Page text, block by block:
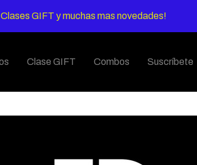
GIFT y muchas mas novedades!
Clase GIFT Combos Suscríbete